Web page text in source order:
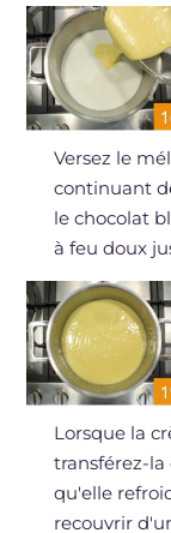
Versez le
continuant
le chocolat
à feu doux
Lorsque la
transférez-
qu'elle
recouvrir